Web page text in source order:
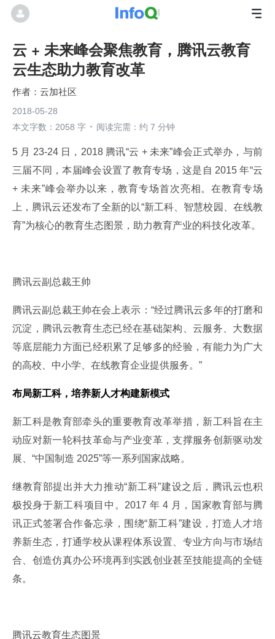
云 + 未来峰会聚焦教育，腾讯云教育
云生态助力教育改革
云加社区
2018-05-28
本文字数：2058 字
阅读完需：约 7 分钟
5 月 23-24 日，2018 腾讯“云 + 未来”峰会正式举办，与前
三届不同，本届峰会设置了教育专场，这是自 2015 年“云
+ 未来”峰会举办以来，教育专场首次亮相。在教育专场
上，腾讯云还发布了全新的以“新工科、智慧校园、在线教
育”为核心的教育生态图景，助力教育产业的科技化改革。
腾讯云副总裁王帅
腾讯云副总裁王帅在会上表示：“经过腾讯云多年的打磨和
沉淀，腾讯云教育生态已经在基础架构、云服务、大数据
等底层能力方面已经积累了足够多的经验，有能力为广大
的高校、中小学、在线教育企业提供服务。”
布局新工科，培养新人才构建新模式
新工科是教育部牵头的重要教育改革举措，新工科旨在主
动应对新一轮科技革命与产业变革，支撑服务创新驱动发
展、“中国制造 2025”等一系列国家战略。
继教育部提出并大力推动“新工科”建设之后，腾讯云也积
极投身于新工科项目中。2017 年 4 月，国家教育部与腾
讯正式签署合作备忘录，围绕“新工科”建设，打造人才培
养新生态，打通学校从课程体系设置、专业方向与市场结
合、创造仿真办公环境再到实践创业甚至技能提高的全链
条。
腾讯云教育生态图景